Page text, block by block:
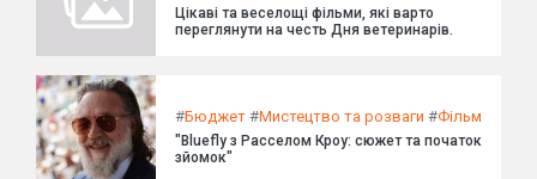
Цікаві та веселощі фільми, які варто
переглянути на честь Дня ветеринарів.
#Бюджет #Мистецтво та розваги #Фільм
"Bluefly з Расселом Кроу: сюжет та початок
зйомок"